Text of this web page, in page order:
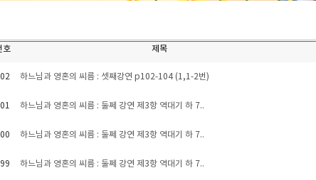
호 제목
하느님과 영혼의 씨름 : 셋째강연 p102-104 (1,1-2번)
하느님과 영혼의 씨름 : 둘쩨 강연 제3항 역대기 하 7..
하느님과 영혼의 씨름 : 둘쩨 강연 제3항 역대기 하 7..
하느님과 영혼의 씨름 : 둘쩨 강연 제3항 역대기 하 7..